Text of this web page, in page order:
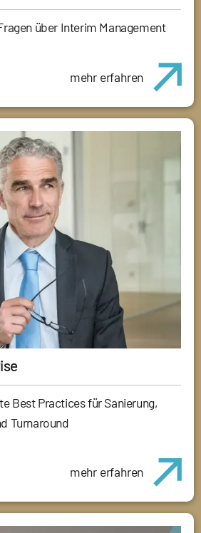
über Interim Management
mehr erfahren
Best Practices für Sanierung,
Turnaround
mehr erfahren